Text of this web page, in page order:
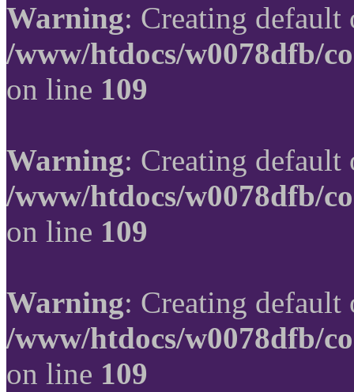
Warning: Creating
/www/htdocs/w0078dfb/
on line 109
Warning: Creating
/www/htdocs/w0078dfb/
on line 109
Warning: Creating
/www/htdocs/w0078dfb/
on line 109